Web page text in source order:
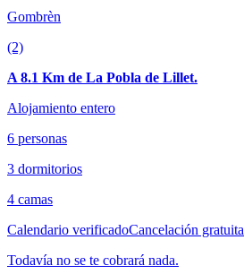
Gombrèn
(2)
A 8.1 Km de La Pobla de Lillet.
Alojamiento entero
6 personas
3 dormitorios
4 camas
Calendario verificadoCancelación gratuita
Todavía no se te cobrará nada.